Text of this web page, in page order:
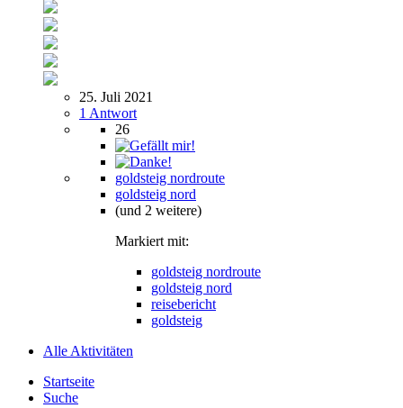
25. Juli 2021
1 Antwort
26
goldsteig nordroute
goldsteig nord
(und 2 weitere)
Markiert mit:
goldsteig nordroute
goldsteig nord
reisebericht
goldsteig
Alle Aktivitäten
Startseite
Suche